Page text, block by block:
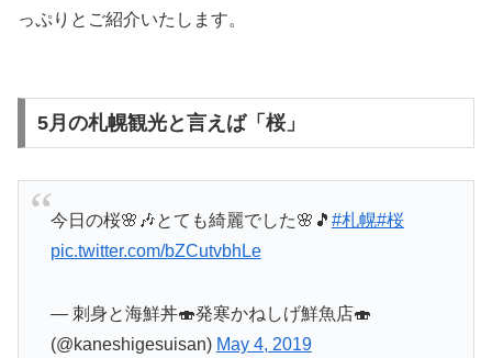
っぷりとご紹介いたします。
5月の札幌観光と言えば「桜」
今日の桜🌸🎶とても綺麗でした🌸🎵 #札幌#桜
pic.twitter.com/bZCutvbhLe
— 刺身と海鮮丼🍣発寒かねしげ鮮魚店🍣
(@kaneshigesuisan) May 4, 2019